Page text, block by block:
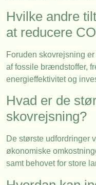
Hvilke andre
at reducere
Foruden skovrejsning
af fossile brændstoffer,
energieffektivitet og
Hvad er de
skovrejsning?
De største udfordringer
økonomiske
samt behovet for store